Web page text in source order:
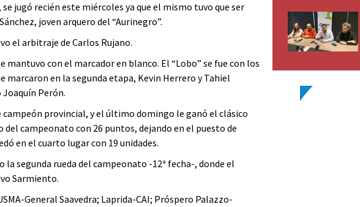
jugó recién este miércoles ya que el mismo tuvo que ser
joven arquero del “Aurinegro”.
el arbitraje de Carlos Rujano.
mantuvo con el marcador en blanco. El “Lobo” se fue con los
en la segunda etapa, Kevin Herrero y Tahiel
Perón.
campeón provincial, y el último domingo le ganó el clásico
campeonato con 26 puntos, dejando en el puesto de
en el cuarto lugar con 19 unidades.
segunda rueda del campeonato -12ª fecha-, donde el
Sarmiento.
General Saavedra; Laprida-CAI; Próspero Palazzo-